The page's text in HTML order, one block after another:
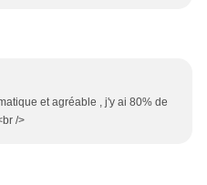
et agréable , j'y ai 80% de
/>